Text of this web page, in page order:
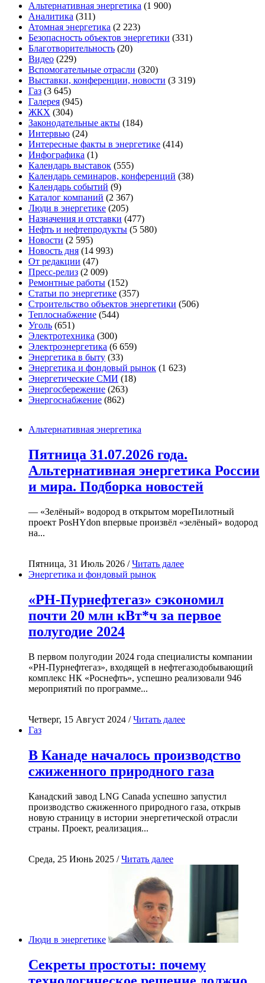
Альтернативная энергетика (1 900)
Аналитика (311)
Атомная энергетика (2 223)
Безопасность объектов энергетики (331)
Благотворительность (20)
Видео (229)
Вспомогательные отрасли (320)
Выставки, конференции, новости (3 319)
Газ (3 645)
Галерея (945)
ЖКХ (304)
Законодательные акты (184)
Интервью (24)
Интересные факты в энергетике (414)
Инфографика (1)
Календарь выставок (555)
Календарь семинаров, конференций (38)
Календарь событий (9)
Каталог компаний (2 367)
Люди в энергетике (205)
Назначения и отставки (477)
Нефть и нефтепродукты (5 580)
Новости (2 595)
Новость дня (14 993)
От редакции (47)
Пресс-релиз (2 009)
Ремонтные работы (152)
Статьи по энергетике (357)
Строительство объектов энергетики (506)
Теплоснабжение (544)
Уголь (651)
Электротехника (300)
Электроэнергетика (6 659)
Энергетика в быту (33)
Энергетика и фондовый рынок (1 623)
Энергетические СМИ (18)
Энергосбережение (263)
Энергоснабжение (862)
Альтернативная энергетика
Пятница 31.07.2026 года.
Альтернативная энергетика России
и мира. Подборка новостей
— «Зелёный» водород в открытом мореПилотный
проект PosHYdon впервые произвёл «зелёный» водород
на...
Пятница, 31 Июль 2026 /Читать далее
Энергетика и фондовый рынок
«РН-Пурнефтегаз» сэкономил
почти 20 млн кВт*ч за первое
полугодие 2024
В первом полугодии 2024 года специалисты компании
«РН-Пурнефтегаз», входящей в нефтегазодобывающий
комплекс НК «Роснефть», успешно реализовали 946
мероприятий по программе...
Четверг, 15 Август 2024 /Читать далее
Газ
В Канаде началось производство
сжиженного природного газа
Канадский завод LNG Canada успешно запустил
производство сжиженного природного газа, открыв
новую страницу в истории энергетической отрасли
страны. Проект, реализация...
Среда, 25 Июнь 2025 /Читать далее
Люди в энергетике
Секреты простоты: почему